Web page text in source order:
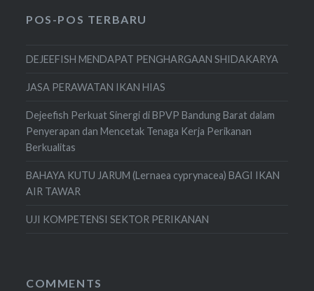
POS-POS TERBARU
DEJEEFISH MENDAPAT PENGHARGAAN SHIDAKARYA
JASA PERAWATAN IKAN HIAS
Dejeefish Perkuat Sinergi di BPVP Bandung Barat dalam
Penyerapan dan Mencetak Tenaga Kerja Perikanan
Berkualitas
BAHAYA KUTU JARUM (Lernaea cyprynacea) BAGI IKAN
AIR TAWAR
UJI KOMPETENSI SEKTOR PERIKANAN
COMMENTS